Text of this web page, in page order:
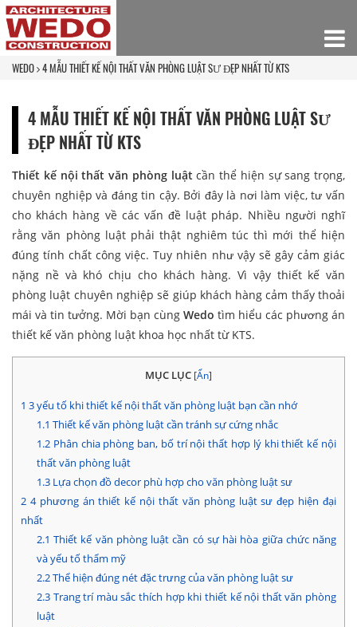
WEDO 4 MẪU THIẾT KẾ NỘI THẤT VĂN PHÒNG LUẬT SƯ ĐẸP NHẤT TỪ KTS
4 MẪU THIẾT KẾ NỘI THẤT VĂN PHÒNG LUẬT SƯ
ĐẸP NHẤT TỪ KTS
Thiết kế nội thất văn phòng luật cần thể hiện sự sang trọng,
chuyên nghiệp và đáng tin cậy. Bởi đây là nơi làm việc, tư vấn
cho khách hàng về các vấn đề luật pháp. Nhiều người nghĩ
rằng văn phòng luật phải thật nghiêm túc thì mới thể hiện
đúng tính chất công việc. Tuy nhiên như vậy sẽ gây cảm giác
nặng nề và khó chịu cho khách hàng. Vì vậy thiết kế văn
phòng luật chuyên nghiệp sẽ giúp khách hàng cảm thấy thoải
mái và tin tưởng. Mời bạn cùng Wedo tìm hiểu các phương án
thiết kế văn phòng luật khoa học nhất từ KTS.
MỤC LỤC [Ẩn]
1 3 yếu tố khi thiết kế nội thất văn phòng luật bạn cần nhớ
1.1 Thiết kế văn phòng luật cần tránh sự cứng nhắc
1.2Phân chia phòng ban, bố trí nội thất hợp lý khi thiết kế nội
thất văn phòng luật
1.3Lựa chọn đồ decor phù hợp cho văn phòng luật sư
2 4 phương án thiết kế nội thất văn phòng luật sư đẹp hiện đại
nhất
2.1 Thiết kế văn phòng luật cần có sự hài hòa giữa chức năng
và yếu tố thẩm mỹ
2.2Thể hiện đúng nét đặc trưng của văn phòng luật sư
2.3Trang trí màu sắc thích hợp khi thiết kế nội thất văn phòng
luật